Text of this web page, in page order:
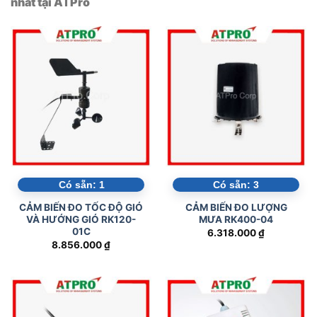
Có sẵn: 1
CẢM BIẾN ĐO TỐC ĐỘ GIÓ
VÀ HƯỚNG GIÓ RK120-
01C
8.856.000₫
Có sẵn: 3
CẢM BIẾN ĐO LƯỢNG
MƯA RK400-04
6.318.000₫